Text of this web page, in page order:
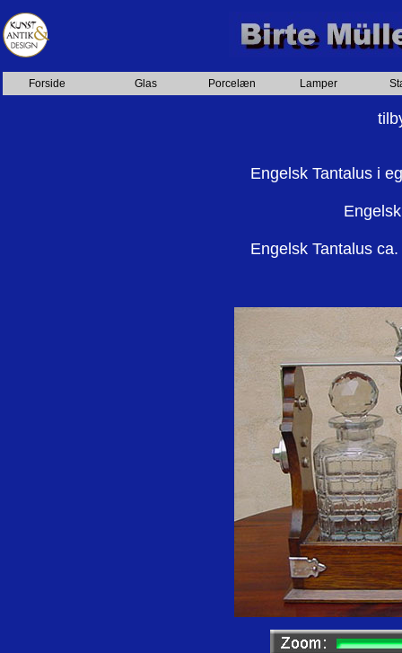
Forside Glas Porcelæn Lamper
Engelsk Tantalus i
Engelsk Tantalus